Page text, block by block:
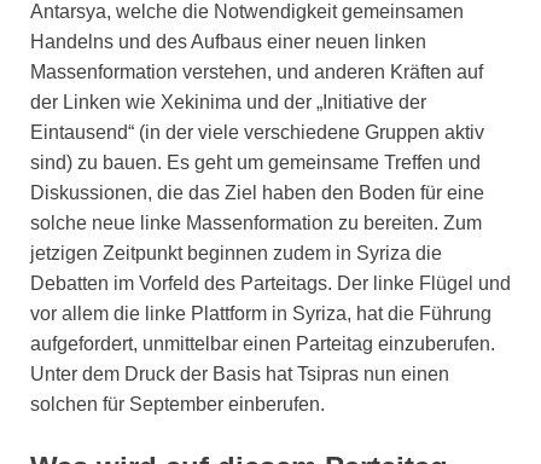
Antarsya, welche die Notwendigkeit gemeinsamen
Handelns und des Aufbaus einer neuen linken
Massenformation verstehen, und anderen Kräften auf
der Linken wie Xekinima und der „Initiative der
Eintausend“ (in der viele verschiedene Gruppen aktiv
sind) zu bauen. Es geht um gemeinsame Treffen und
Diskussionen, die das Ziel haben den Boden für eine
solche neue linke Massenformation zu bereiten. Zum
jetzigen Zeitpunkt beginnen zudem in Syriza die
Debatten im Vorfeld des Parteitags. Der linke Flügel und
vor allem die linke Plattform in Syriza, hat die Führung
aufgefordert, unmittelbar einen Parteitag einzuberufen.
Unter dem Druck der Basis hat Tsipras nun einen
solchen für September einberufen.